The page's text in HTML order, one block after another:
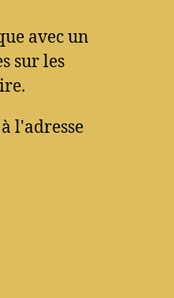
avec un
sur les
l'adresse